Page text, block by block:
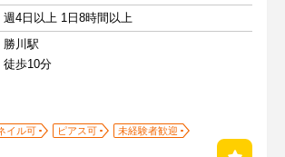
週4日以上 1日8時間以上
勝川駅
徒歩10分
イル可 ピアス可
未経験者歓迎